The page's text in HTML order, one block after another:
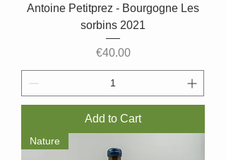
Antoine Petitprez - Bourgogne Les
sorbins 2021
Price
€40.00
Add to Cart
Nature